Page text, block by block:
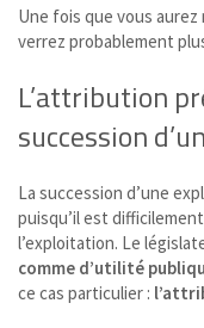
Une fois que vous
verrez probablement
L’attribution
succession
La succession d’une
puisqu’il est
l’exploitation. Le
comme d’utilité
ce cas particulier :